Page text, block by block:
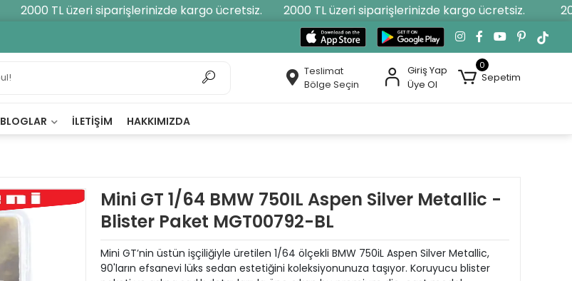
2000 TL üzeri siparişlerinizde kargo ücretsiz. 2000 TL üzeri siparişlerinizde kargo ücretsiz.
Teslimat
Bölge Seçin
Giriş Yap
Üye Ol
0
Sepetim
BLOGLAR İLETIŞIM HAKKIMIZDA
Mini GT 1/64 BMW 750IL Aspen Silver Metallic -
Blister Paket MGT00792-BL
Mini GT’nin üstün işçiliğiyle üretilen 1/64 ölçekli BMW 750iL Aspen Silver Metallic,
90'ların efsanevi lüks sedan estetiğini koleksiyonunuza taşıyor. Koruyucu blister